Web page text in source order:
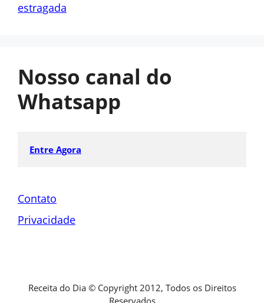
estragada
Nosso canal do
Whatsapp
Entre Agora
Contato
Privacidade
Receita do Dia © Copyright 2012, Todos os Direitos
Reservados